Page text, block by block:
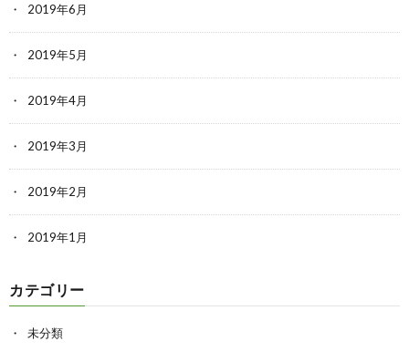
2019年6月
2019年5月
2019年4月
2019年3月
2019年2月
2019年1月
カテゴリー
未分類